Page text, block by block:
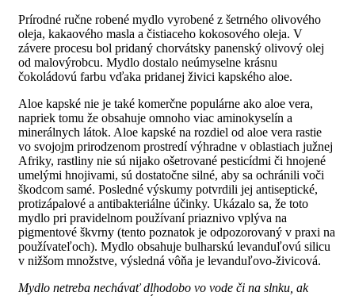
Prírodné ručne robené mydlo vyrobené z šetrného olivového
oleja, kakaového masla a čistiaceho kokosového oleja. V
závere procesu bol pridaný chorvátsky panenský olivový olej
od malovýrobcu. Mydlo dostalo neúmyselne krásnu
čokoládovú farbu vďaka pridanej živici kapského aloe.
Aloe kapské nie je také komerčne populárne ako aloe vera,
napriek tomu že obsahuje omnoho viac aminokyselín a
minerálnych látok. Aloe kapské na rozdiel od aloe vera rastie
vo svojojm prirodzenom prostredí výhradne v oblastiach južnej
Afriky, rastliny nie sú nijako ošetrované pesticídmi či hnojené
umelými hnojivami, sú dostatočne silné, aby sa ochránili voči
škodcom samé. Posledné výskumy potvrdili jej antiseptické,
protizápalové a antibakteriálne účinky. Ukázalo sa, že toto
mydlo pri pravidelnom používaní priaznivo vplýva na
pigmentové škvrny (tento poznatok je odpozorovaný v praxi na
používateľoch). Mydlo obsahuje bulharskú levanduľovú silicu
v nižšom množstve, výsledná vôňa je levanduľovo-živicová.
Mydlo netreba nechávať dlhodobo vo vode či na slnku, ak